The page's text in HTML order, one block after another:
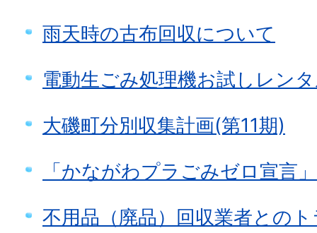
雨天時の古布回収について
電動生ごみ処理機お試しレン
大磯町分別収集計画(第11期)
「かながわプラごみゼロ宣言
不用品（廃品）回収業者との